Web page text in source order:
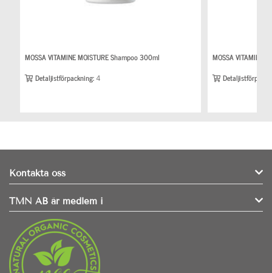
MOSSA VITAMINE MOISTURE Shampoo 300ml
Detaljistförpackning:4
MOSSA VITAMINE
Kontakta oss
TMN AB är medlem i